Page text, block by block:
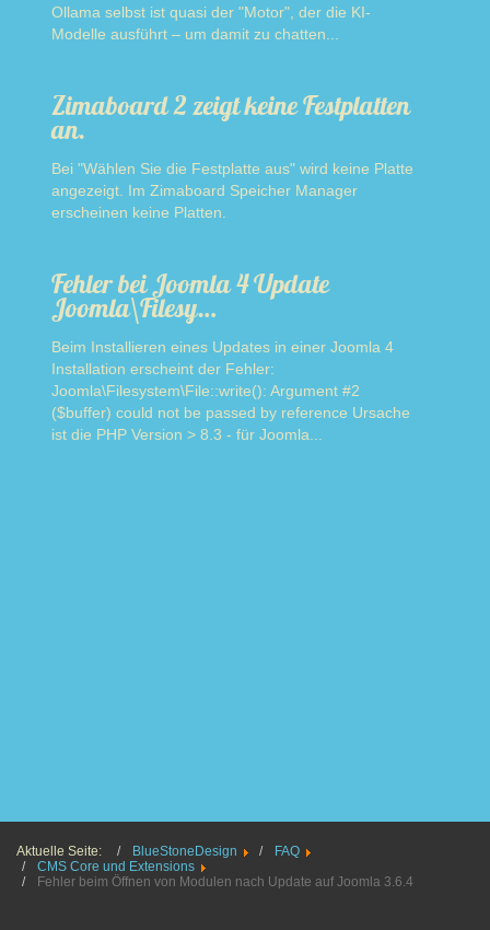
Ollama selbst ist quasi der "Motor", der die KI-
Modelle ausführt – um damit zu chatten...
Zimaboard 2 zeigt keine Festplatten
an.
Bei "Wählen Sie die Festplatte aus" wird keine Platte
angezeigt. Im Zimaboard Speicher Manager
erscheinen keine Platten.
Fehler bei Joomla 4 Update
Joomla\Filesy…
Beim Installieren eines Updates in einer Joomla 4
Installation erscheint der Fehler:
Joomla\Filesystem\File::write(): Argument #2
($buffer) could not be passed by reference Ursache
ist die PHP Version > 8.3 - für Joomla...
Aktuelle Seite: BlueStoneDesign
FAQ
CMS Core und Extensions
Fehler beim Öffnen von Modulen nach Update auf Joomla 3.6.4